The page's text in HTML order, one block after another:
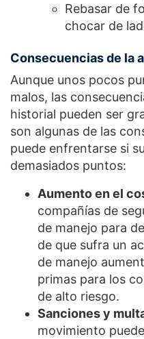
Rebasar de
chocar de
Consecuencias de la
Aunque unos pocos
malos, las
historial pueden ser
son algunas de las
puede enfrentarse si
demasiados puntos:
Aumento en el
compañías de
de manejo para
de que sufra un
de manejo
primas para los
de alto riesgo.
Sanciones y
movimiento